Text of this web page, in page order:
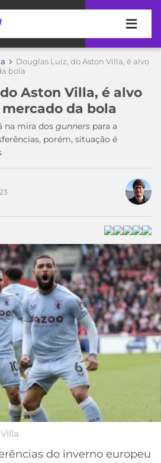
Douglas Luiz, do Aston Villa, é alvo
bola
Aston Villa, é alvo
da bola
na mira dos gunners para a
porém, situação é
do autor
do inverno europeu